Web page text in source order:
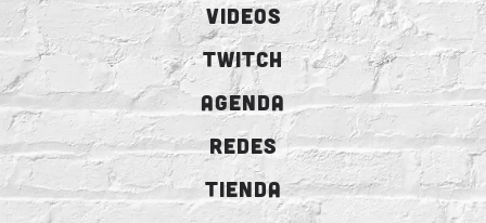
VIDEOS
TWITCH
AGENDA
REDES
TIENDA